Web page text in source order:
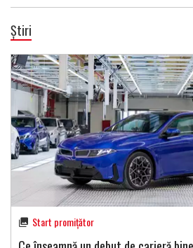
Știri
Start promițător